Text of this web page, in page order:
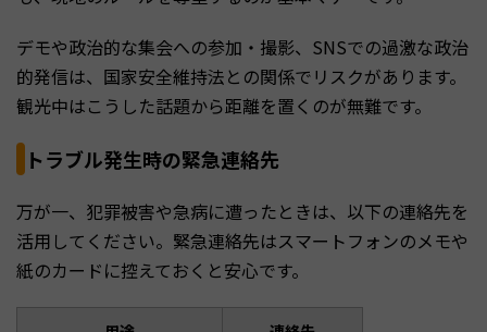
デモや政治的な集会への参加・撮影、SNSでの過激な政治
的発信は、国家安全維持法との関係でリスクがあります。
観光中はこうした話題から距離を置くのが無難です。
トラブル発生時の緊急連絡先
万が一、犯罪被害や急病に遭ったときは、以下の連絡先を
活用してください。緊急連絡先はスマートフォンのメモや
紙のカードに控えておくと安心です。